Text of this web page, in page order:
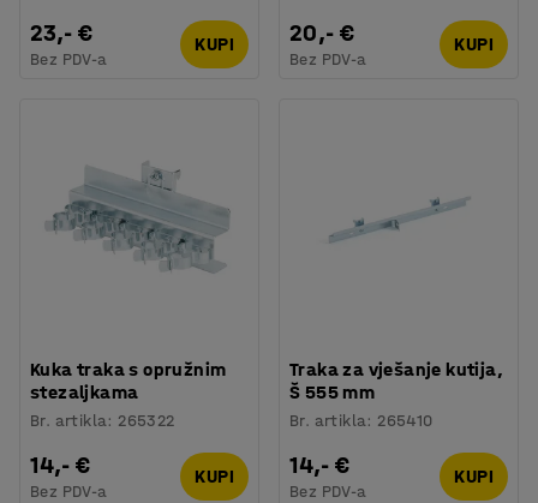
23,- €
Bez PDV-a
KUPI 20,- €
Bez PDV-a
KUPI
Kuka traka s opružnim
stezaljkama
Br. artikla: 265322
14,- €
Bez PDV-a
KUPI
Traka za vješanje kutija,
Š 555 mm
Br. artikla: 265410
14,- €
Bez PDV-a
KUPI